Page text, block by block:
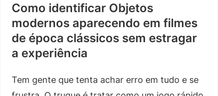
Como identificar Objetos
modernos aparecendo em filmes
de época clássicos sem estragar
a experiência
Tem gente que tenta achar erro em tudo e se